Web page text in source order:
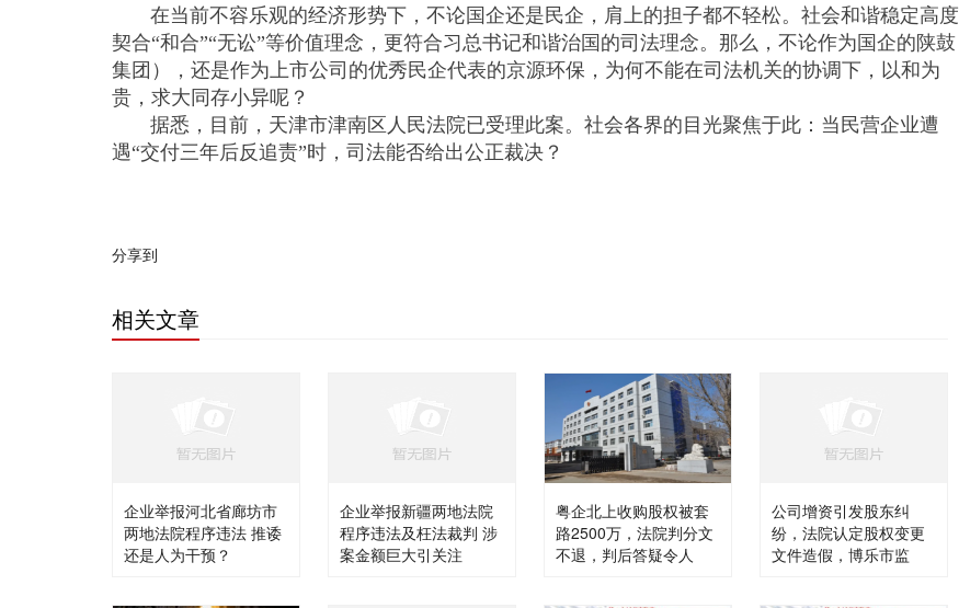
在当前不容乐观的经济形势下，不论国企还是民企，肩上的担子都不轻松。社会和谐稳定高度
契合“和合”“无讼”等价值理念，更符合习总书记和谐治国的司法理念。那么，不论作为国企的陕鼓
集团），还是作为上市公司的优秀民企代表的京源环保，为何不能在司法机关的协调下，以和为
贵，求大同存小异呢？
据悉，目前，天津市津南区人民法院已受理此案。社会各界的目光聚焦于此：当民营企业遭
遇“交付三年后反追责”时，司法能否给出公正裁决？
分享到
相关文章
企业举报河北省廊坊市
两地法院程序违法 推诿
还是人为干预？
企业举报新疆两地法院
程序违法及枉法裁判 涉
案金额巨大引关注
粤企北上收购股权被套
路2500万，法院判分文
不退，判后答疑令人
公司增资引发股东纠
纷，法院认定股权变更
文件造假，博乐市监